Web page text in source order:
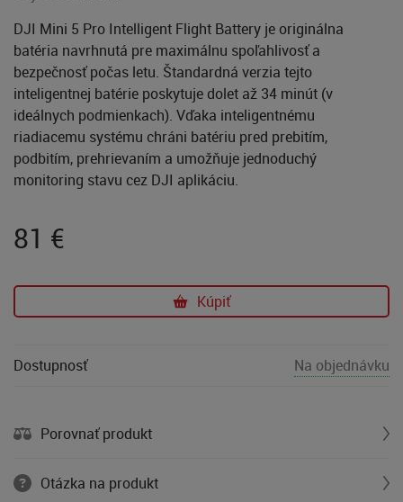
DJI Mini 5 Pro Intelligent Flight Battery je originálna
batéria navrhnutá pre maximálnu spoľahlivosť a
bezpečnosť počas letu. Štandardná verzia tejto
inteligentnej batérie poskytuje dolet až 34 minút (v
ideálnych podmienkach). Vďaka inteligentnému
riadiacemu systému chráni batériu pred prebitím,
podbitím, prehrievaním a umožňuje jednoduchý
monitoring stavu cez DJI aplikáciu.
81 €
Kúpiť
Dostupnosť Na objednávku
Porovnať produkt
Otázka na produkt